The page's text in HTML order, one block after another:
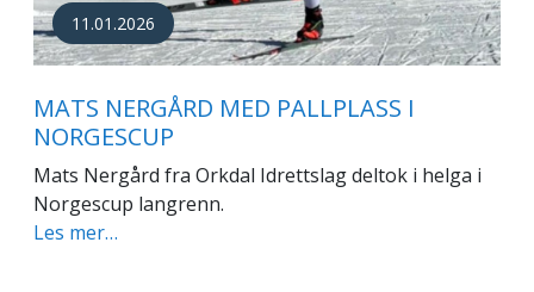
11.01.2026
MATS NERGÅRD MED PALLPLASS I
NORGESCUP
Mats Nergård fra Orkdal Idrettslag deltok i helga i
Norgescup langrenn.
Les mer…